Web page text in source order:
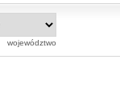
województwo